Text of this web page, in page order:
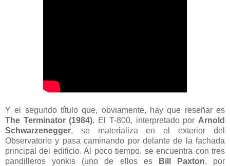
Y el segundo título que, obviamente, hay que reseñar es
The Terminator (1984). El T-800, interpretado por Arnold
Schwarzenegger, se materializa en el exterior del
Observatorio y pasa caminando por delante de la fachada
principal del edificio. Al poco tiempo, se encuentra con tres
pandilleros yonkis (uno de ellos es
Bill Paxton, por